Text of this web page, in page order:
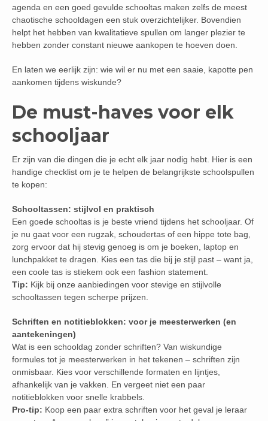
agenda en een goed gevulde schooltas maken zelfs de meest
chaotische schooldagen een stuk overzichtelijker. Bovendien
helpt het hebben van kwalitatieve spullen om langer plezier te
hebben zonder constant nieuwe aankopen te hoeven doen.
En laten we eerlijk zijn: wie wil er nu met een saaie, kapotte pen
aankomen tijdens wiskunde?
De must-haves voor elk
schooljaar
Er zijn van die dingen die je echt elk jaar nodig hebt. Hier is een
handige checklist om je te helpen de belangrijkste schoolspullen
te kopen:
Schooltassen: stijlvol en praktisch
Een goede schooltas is je beste vriend tijdens het schooljaar. Of
je nu gaat voor een rugzak, schoudertas of een hippe tote bag,
zorg ervoor dat hij stevig genoeg is om je boeken, laptop en
lunchpakket te dragen. Kies een tas die bij je stijl past – want ja,
een coole tas is stiekem ook een fashion statement.
Tip: Kijk bij onze aanbiedingen voor stevige en stijlvolle
schooltassen tegen scherpe prijzen.
Schriften en notitieblokken: voor je meesterwerken (en
aantekeningen)
Wat is een schooldag zonder schriften? Van wiskundige
formules tot je meesterwerken in het tekenen – schriften zijn
onmisbaar. Kies voor verschillende formaten en lijntjes,
afhankelijk van je vakken. En vergeet niet een paar
notitieblokken voor snelle krabbels.
Pro-tip: Koop een paar extra schriften voor het geval je leraar